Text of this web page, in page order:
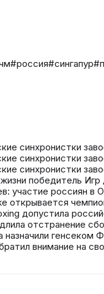
#россия#сингапур
синхронистки
синхронистки
синхронистки
победитель
участие россиян в
открывается
допустила
отстранение
назначили генсеком
внимание на